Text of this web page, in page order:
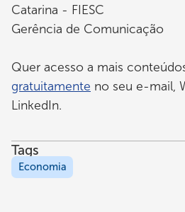
Catarina - FIESC
Gerência de Comunicação
Quer acesso a mais
gratuitamente no seu e-mail,
LinkedIn.
Tags
Economia